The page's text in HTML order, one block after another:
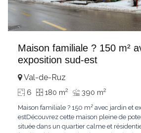
Maison familiale ? 150 m²
exposition sud-est
Val-de-Ruz
6 180 m2 390 m2
Maison familiale ? 150 m² avec jardin et
estDécouvrez cette maison pleine de
située dans un quartier calme et